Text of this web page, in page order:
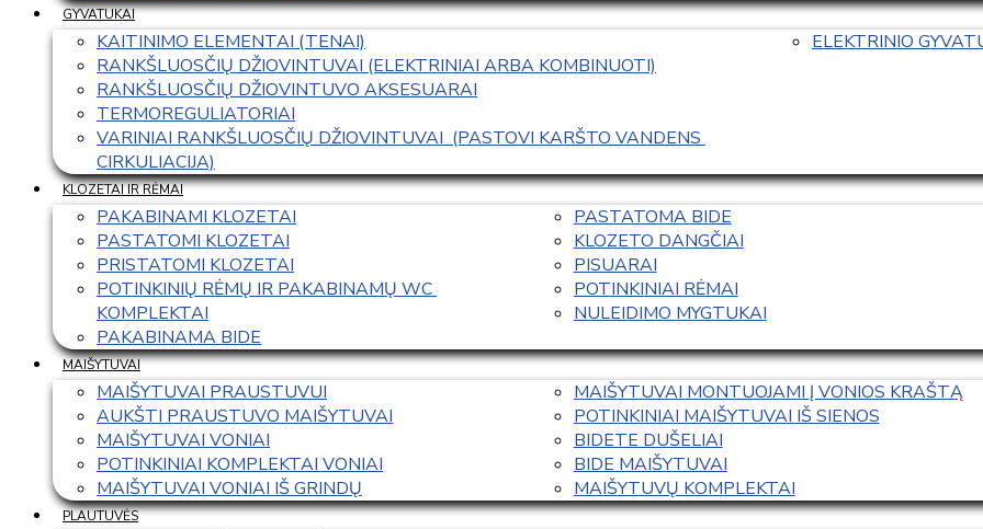
GYVATUKAI
KAITINIMO ELEMENTAI (TENAI)
RANKŠLUOSČIŲ DŽIOVINTUVAI (ELEKTRINIAI ARBA KOMBINUOTI)
RANKŠLUOSČIŲ DŽIOVINTUVO AKSESUARAI
TERMOREGULIATORIAI
VARINIAI RANKŠLUOSČIŲ DŽIOVINTUVAI  (PASTOVI KARŠTO VANDENS
CIRKULIACIJA)
ELEKTRINIO
KLOZETAI IR RĖMAI
PAKABINAMI KLOZETAI
PASTATOMI KLOZETAI
PRISTATOMI KLOZETAI
POTINKINIŲ RĖMŲ IR PAKABINAMŲ WC
KOMPLEKTAI
PAKABINAMA BIDE
PASTATOMA BIDE
KLOZETO DANGČIAI
PISUARAI
POTINKINIAI RĖMAI
NULEIDIMO MYGTUKAI
MAIŠYTUVAI
MAIŠYTUVAI PRAUSTUVUI
AUKŠTI PRAUSTUVO MAIŠYTUVAI
MAIŠYTUVAI VONIAI
POTINKINIAI KOMPLEKTAI VONIAI
MAIŠYTUVAI VONIAI IŠ GRINDŲ
MAIŠYTUVAI MONTUOJAMI Į VONIOS KRAŠTĄ
POTINKINIAI MAIŠYTUVAI IŠ SIENOS
BIDETE DUŠELIAI
BIDE MAIŠYTUVAI
MAIŠYTUVŲ KOMPLEKTAI
PLAUTUVĖS